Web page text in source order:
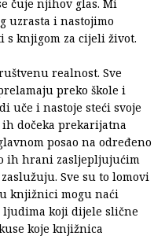
čuje njihov glas. Mi
uzrasta i nastojimo
knjigom za cijeli život.
realnost. Sve
preko škole i
i nastoje steći svoje
ih dočeka prekarijatna
posao na određeno
ih hrani zasljepljujućim
Sve su to lomovi
knjižnici mogu naći
koji dijele slične
koje knjižnica